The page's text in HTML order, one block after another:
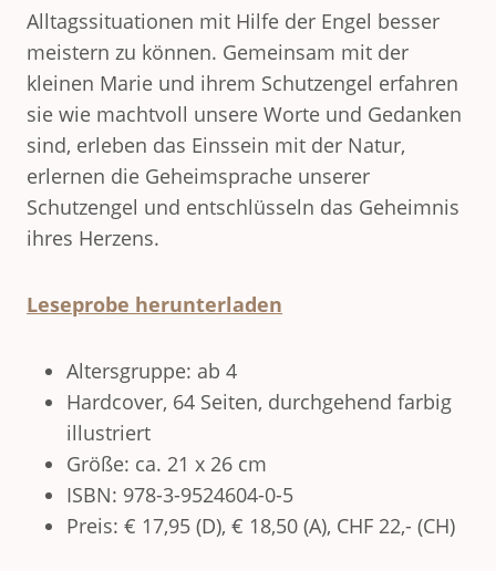
Alltagssituationen mit Hilfe der Engel besser
meistern zu können. Gemeinsam mit der
kleinen Marie und ihrem Schutzengel erfahren
sie wie machtvoll unsere Worte und Gedanken
sind, erleben das Einssein mit der Natur,
erlernen die Geheimsprache unserer
Schutzengel und entschlüsseln das Geheimnis
ihres Herzens.
Leseprobe herunterladen
Altersgruppe: ab 4
Hardcover, 64 Seiten, durchgehend farbig
illustriert
Größe: ca. 21 x 26 cm
ISBN: 978-3-9524604-0-5
Preis: € 17,95 (D), € 18,50 (A), CHF 22,- (CH)